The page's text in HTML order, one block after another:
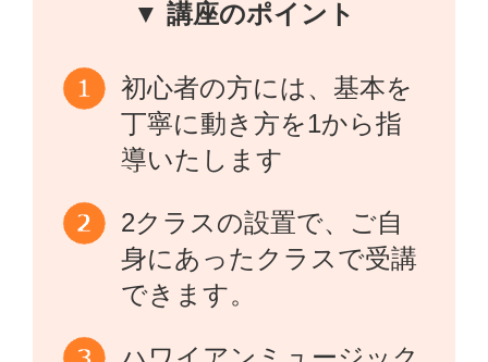
▼ 講座のポイント
初心者の方には、基本を
丁寧に動き方を1から指
導いたします
2クラスの設置で、ご自
身にあったクラスで受講
できます。